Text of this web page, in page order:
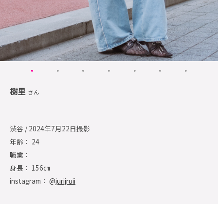
樹里 さん
渋谷 / 2024年7月22日撮影
年齢： 24
職業：
身長： 156㎝
instagram： @jurijruii